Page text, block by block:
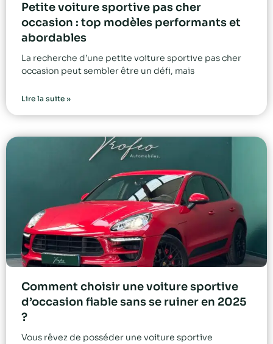
Petite voiture sportive pas cher
occasion : top modèles performants et
abordables
La recherche d’une petite voiture sportive pas cher
occasion peut sembler être un défi, mais
Lire la suite »
Comment choisir une voiture sportive
d’occasion fiable sans se ruiner en 2025
?
Vous rêvez de posséder une voiture sportive